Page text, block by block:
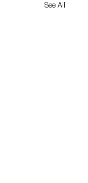
See All